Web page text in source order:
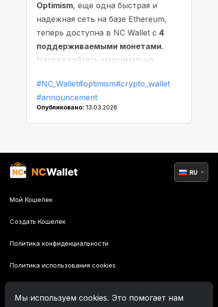
Мы используем cookies. Это помогает нам
Optimism, еще одна быстрая и
надежная сеть на базе Ethereum,
теперь доступна в NC Wallet с 4
поддерживаемыми монетами.
Наслаждайтесь максимально
транзакциями с минимальным
ожиданием!
#NC_Wallet#optimism#crypto_wallet
#announcement
Опубликовано: 13.03.2026
Мой Кошелек
Создать Кошелек
Политика конфиденциальности
Политика использования cookies
RU